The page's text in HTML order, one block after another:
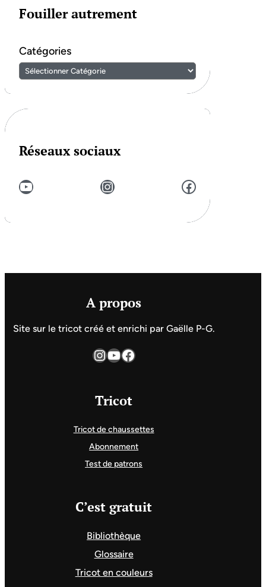
Fouiller autrement
Catégories
Réseaux sociaux
YouTube Instagram Facebook
A propos
Site sur le tricot créé et enrichi par Gaëlle P-G.
InstagramYouTube Facebook
Tricot
Tricot de chaussettes
Abonnement
Test de patrons
C’est gratuit
Bibliothèque
Glossaire
Tricot en couleurs